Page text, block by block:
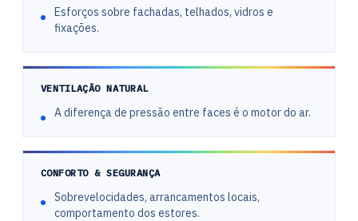
Esforços sobre fachadas, telhados, vidros e
fixações.
VENTILAÇÃO NATURAL
A diferença de pressão entre faces é o motor do ar.
CONFORTO & SEGURANÇA
Sobrevelocidades, arrancamentos locais,
comportamento dos estores.